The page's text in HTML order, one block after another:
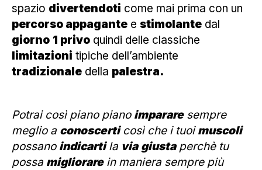
spazio divertendoti come mai prima con un
percorso appagante e stimolante dal
giorno 1 privo quindi delle classiche
limitazioni tipiche dell’ambiente
tradizionale della palestra.
Potrai così piano piano impararesempre
meglio a conoscerticosì che i tuoimuscoli
possano indicartila via giustaperchè tu
possa migliorarein maniera sempre più